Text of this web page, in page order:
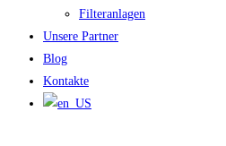
Filteranlagen
Unsere Partner
Blog
Kontakte